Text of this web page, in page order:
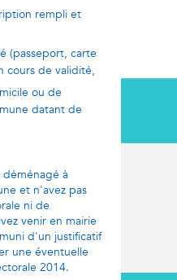
rempli et
(passeport, carte
cours de validité,
ou de
datant de
à
et n'avez pas
ni de
venir en mairie
d'un justificatif
une éventuelle
2014.